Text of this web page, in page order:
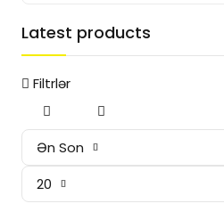
Latest products
Filtrlər
Ən Son
20